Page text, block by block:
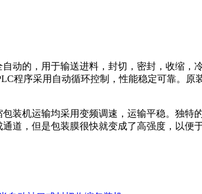
的，用于输送进料，封切，密封，收缩，
程序采用自动循环控制，性能稳定可靠。
机运输均采用变频调速，运输平稳。独特的
道，但是包装膜很快就变成了高强度，以便